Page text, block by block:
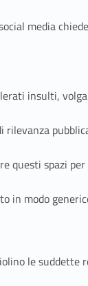
media
insulti,
questi spazi
in modo
le suddette